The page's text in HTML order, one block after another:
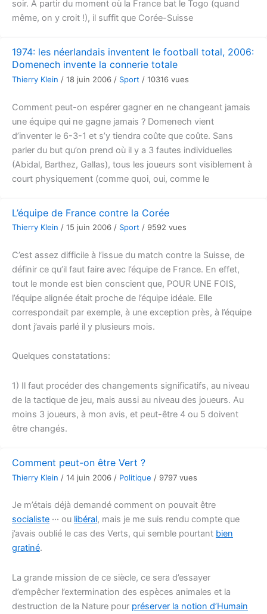
soir. A partir du moment où la France bat le Togo (quand
même, on y croit !), il suffit que Corée-Suisse
1974: les néerlandais inventent le football total, 2006:
Domenech invente la connerie totale
Thierry Klein / 18 juin 2006 / Sport / 10316 vues
Comment peut-on espérer gagner en ne changeant jamais
une équipe qui ne gagne jamais ? Domenech vient
d’inventer le 6-3-1 et s’y tiendra coûte que coûte. Sans
parler du but qu’on prend où il y a 3 fautes individuelles
(Abidal, Barthez, Gallas), tous les joueurs sont visiblement à
court physiquement (comme quoi, oui, comme le
L’équipe de France contre la Corée
Thierry Klein / 15 juin 2006 / Sport / 9592 vues
C’est assez difficile à l’issue du match contre la Suisse, de
définir ce qu’il faut faire avec l’équipe de France. En effet,
tout le monde est bien conscient que, POUR UNE FOIS,
l’équipe alignée était proche de l’équipe idéale. Elle
correspondait par exemple, à une exception près, à l’équipe
dont j’avais parlé il y plusieurs mois.
Quelques constatations:
1) Il faut procéder des changements significatifs, au niveau
de la tactique de jeu, mais aussi au niveau des joueurs. Au
moins 3 joueurs, à mon avis, et peut-être 4 ou 5 doivent
être changés.
Comment peut-on être Vert ?
Thierry Klein / 14 juin 2006 / Politique / 9797 vues
Je m’étais déjà demandé comment on pouvait être
socialiste ··· ou libéral, mais je me suis rendu compte que
j’avais oublié le cas des Verts, qui semble pourtant bien
gratiné.
La grande mission de ce siècle, ce sera d’essayer
d’empêcher l’extermination des espèces animales et la
destruction de la Nature pour préserver la notion d’Humain